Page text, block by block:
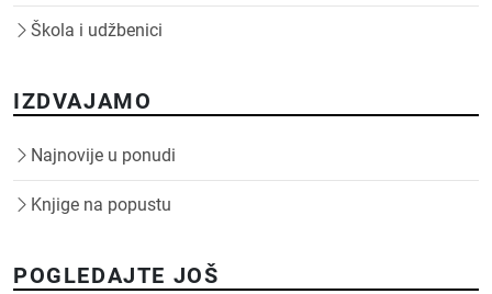
Škola i udžbenici
IZDVAJAMO
Najnovije u ponudi
Knjige na popustu
POGLEDAJTE JOŠ